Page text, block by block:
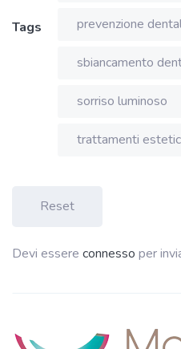
Tags prevenzione
sbiancamento
sorriso luminoso
trattamenti
Reset
Devi essere connesso per